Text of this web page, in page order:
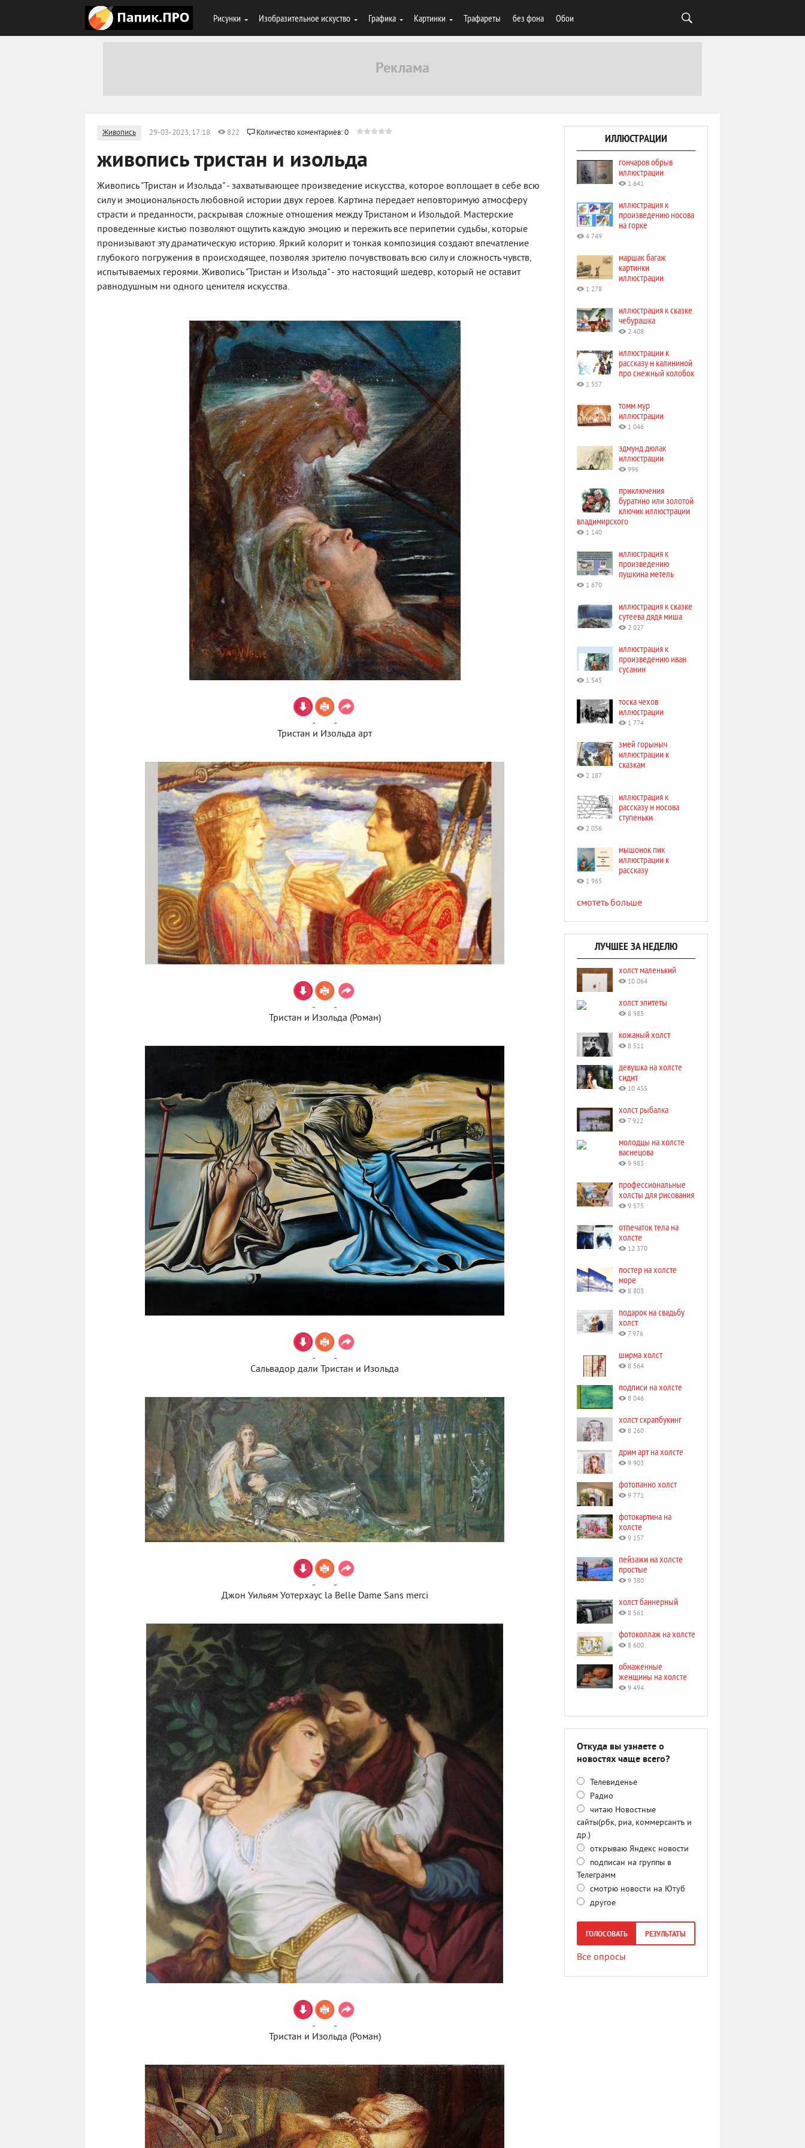
Рисунки Изобразительное искуство Графика Картинки Трафареты без фона Обои
Живопись 29-03-2023, 17:18 822 Количество коментариев: 0
живопись тристан и изольда
Живопись "Тристан и Изольда" - захватывающее произведение искусства, которое воплощает в себе всю
силу и эмоциональность любовной истории двух героев. Картина передает неповторимую атмосферу
страсти и преданности, раскрывая сложные отношения между Тристаном и Изольдой. Мастерские
проведенные кистью позволяют ощутить каждую эмоцию и пережить все перипетии судьбы, которые
пронизывают эту драматическую историю. Яркий колорит и тонкая композиция создают впечатление
глубокого погружения в происходящее, позволяя зрителю почувствовать всю силу и сложность чувств,
испытываемых героями. Живопись "Тристан и Изольда" - это настоящий шедевр, который не оставит
равнодушным ни одного ценителя искусства.
Тристан и Изольда арт
Тристан и Изольда (Роман)
Сальвадор дали Тристан и Изольда
Джон Уильям Уотерхаус la Belle Dame Sans merci
Тристан и Изольда (Роман)
ИЛЛЮСТРАЦИИ
гончаров обрыв
иллюстрации
1 641
иллюстрация к
произведению носова
на горке
4 749
маршак багаж
картинки
иллюстрации
1 278
иллюстрация к сказке
чебурашка
2 408
иллюстрации к
рассказу н калининой
про снежный колобок
1 557
томм мур
иллюстрации
1 046
эдмунд дюлак
иллюстрации
996
приключения
буратино или золотой
ключик иллюстрации
владимирского
1 140
иллюстрация к
произведению
пушкина метель
1 670
иллюстрация к сказке
сутеева дядя миша
2 027
иллюстрация к
произведению иван
сусанин
1 545
тоска чехов
иллюстрации
1 774
змей горыныч
иллюстрации к
сказкам
2 187
иллюстрация к
рассказу н носова
ступеньки
2 056
мышонок пик
иллюстрации к
рассказу
1 965
смотеть больше
ЛУЧШЕЕ ЗА НЕДЕЛЮ
холст маленький
10 064
холст эпитеты
8 985
кожаный холст
8 511
девушка на холсте
сидит
10 455
холст рыбалка
7 922
молодцы на холсте
васнецова
9 983
профессиональные
холсты для рисования
9 575
отпечаток тела на
холсте
12 370
постер на холсте
море
8 803
подарок на свадьбу
холст
7 976
ширма холст
8 564
подписи на холсте
8 046
холст скрапбукинг
8 260
дрим арт на холсте
9 903
фотопанно холст
9 771
фотокартина на
холсте
9 157
пейзажи на холсте
простые
9 380
холст баннерный
8 561
фотоколлаж на холсте
8 600
обнаженные
женщины на холсте
9 494
Откуда вы узнаете о
новостях чаще всего?
Телевиденье
Радио
читаю Новостные
сайты(рбк, риа, коммерсантъ и
др.)
открываю Яндекс новости
подписан на группы в
Телеграмм
смотрю новости на Ютуб
другое
ГОЛОСОВАТЬ РЕЗУЛЬТАТЫ
Все опросы